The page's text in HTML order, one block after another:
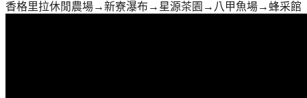
香格里拉休閒農場→新寮瀑布→星源茶園→八甲魚場→蜂采館